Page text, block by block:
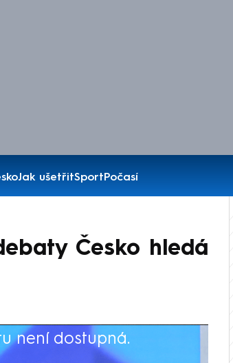
Jak ušetřitSportPočasí
Česko hledá
není dostupná.